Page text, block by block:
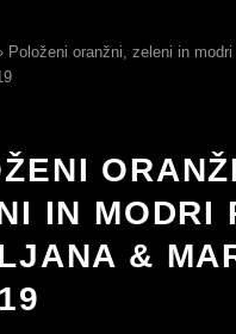
Položeni oranžni, zeleni in
IN MODRI
&